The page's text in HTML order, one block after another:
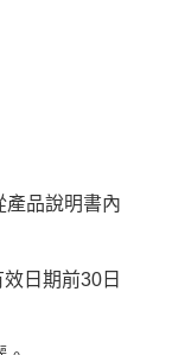
產品說明書內
日期前30日